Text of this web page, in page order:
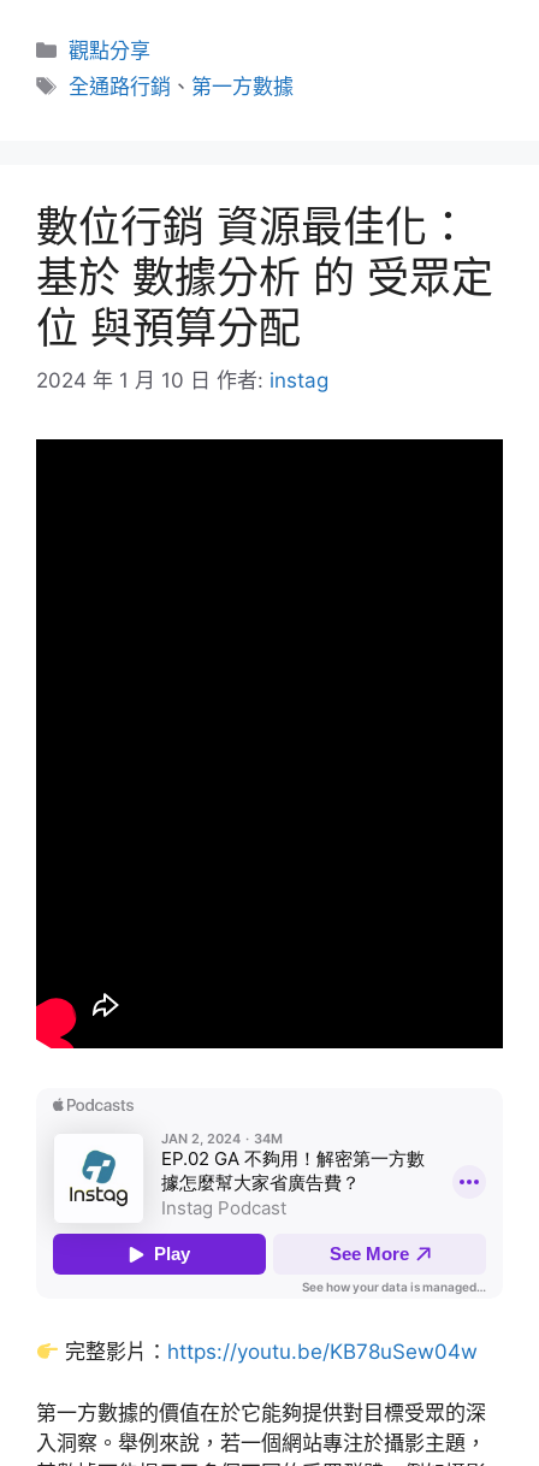
分
類
觀點分享
標
全通路行銷 、 第一方數據
數位行銷 資源最佳化：
基於 數據分析 的 受眾定
位 與預算分配
2024 年 1 月 10 日 作者: instag
完整影片： https://youtu.be/KB78uSew04w
第一方數據的價值在於它能夠提供對目標受眾的深
入洞察。舉例來說，若一個網站專注於攝影主題，